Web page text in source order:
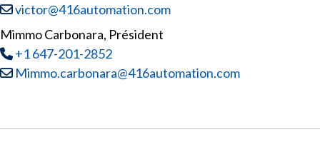
Courriel :
victor@416automation.com
Mimmo Carbonara, Président
Tél:
+1 647-201-2852
Courriel :
Mimmo.carbonara@416automation.com